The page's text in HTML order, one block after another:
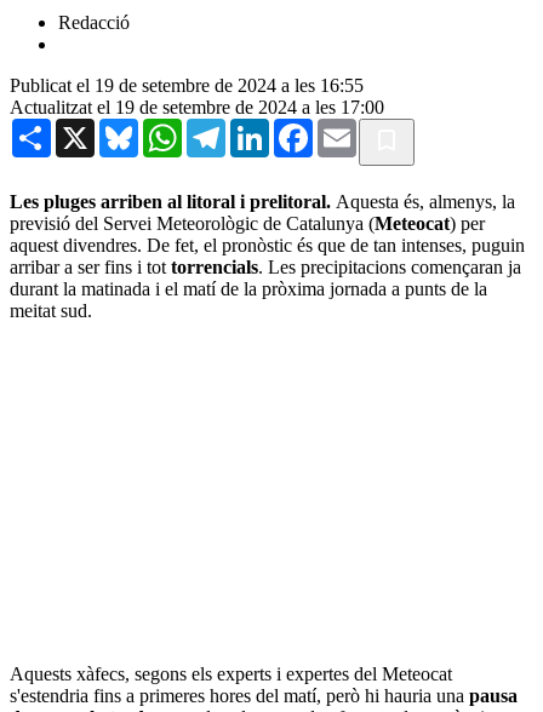
Redacció
Publicat el 19 de setembre de 2024 a les 16:55
Actualitzat el 19 de setembre de 2024 a les 17:00
Share X BlueskyWhatsAppTelegramLinkedInFacebook
Email
Les pluges arriben al litoral i prelitoral. Aquesta és, almenys, la
previsió del Servei Meteorològic de Catalunya (Meteocat) per
aquest divendres. De fet, el pronòstic és que de tan intenses, puguin
arribar a ser fins i tot torrencials. Les precipitacions començaran ja
durant la matinada i el matí de la pròxima jornada a punts de la
meitat sud.
Aquests xàfecs, segons els experts i expertes del Meteocat
s'estendria fins a primeres hores del matí, però hi hauria una pausa